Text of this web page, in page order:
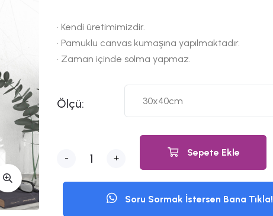
• Kendi üretimimizdir.
• Pamuklu canvas kumaşına yapılmaktadır.
• Zaman içinde solma yapmaz.
Ölçü:
- + Sepete Ekle
Soru Sormak İstersen Bana Tıkla!